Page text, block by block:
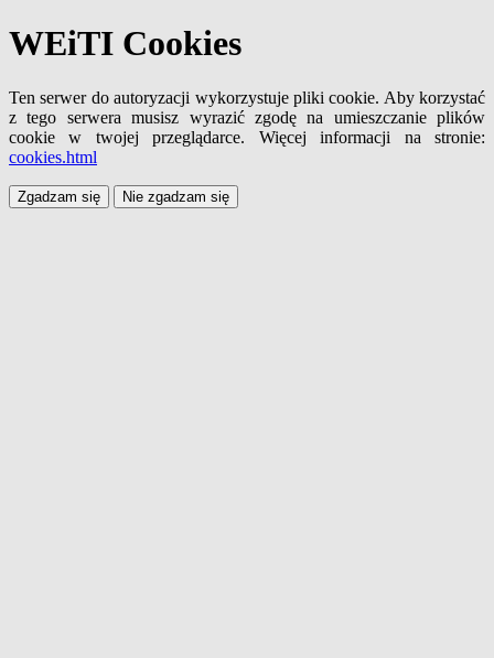
WEiTI Cookies
Ten serwer do autoryzacji wykorzystuje pliki cookie. Aby korzystać
z tego serwera musisz wyrazić zgodę na umieszczanie plików
cookie w twojej przeglądarce. Więcej informacji na stronie:
cookies.html